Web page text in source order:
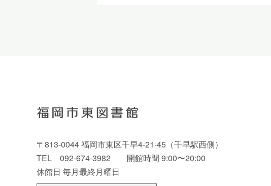
〒813-0044 福岡市東区千早4-21-45（千早駅西側）
TEL 092-674-3982 開館時間 9:00〜20:00
休館日 毎月最終月曜日